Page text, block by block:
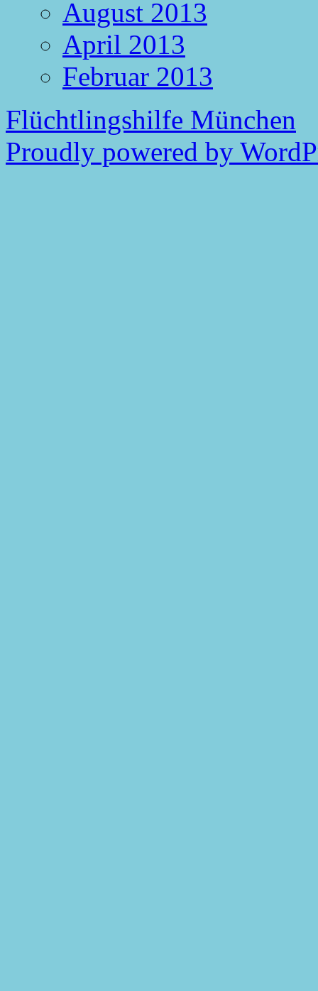
August 2013
April 2013
Februar 2013
Flüchtlingshilfe München
Proudly powered by